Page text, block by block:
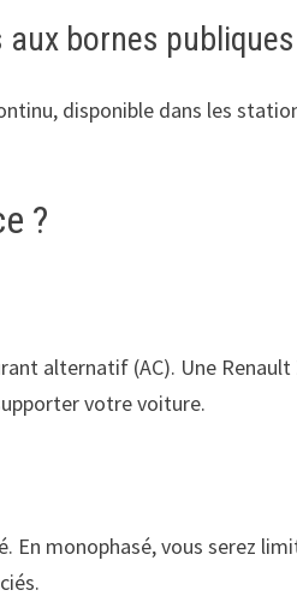
aux bornes publiques
disponible dans les
?
alternatif (AC). Une
votre voiture.
monophasé, vous serez